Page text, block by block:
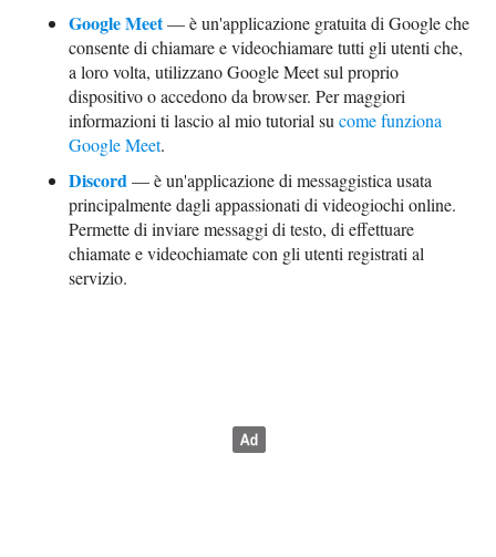
Google Meet— è un'applicazione gratuita di Google che
consente di chiamare e videochiamare tutti gli utenti che,
a loro volta, utilizzano Google Meet sul proprio
dispositivo o accedono da browser. Per maggiori
informazioni ti lascio al mio tutorial sucome funziona
Google Meet.
Discord— è un'applicazione di messaggistica usata
principalmente dagli appassionati di videogiochi online.
Permette di inviare messaggi di testo, di effettuare
chiamate e videochiamate con gli utenti registrati al
servizio.